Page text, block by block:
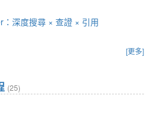
深度搜尋 × 查證 × 引用
[更多]
(25)